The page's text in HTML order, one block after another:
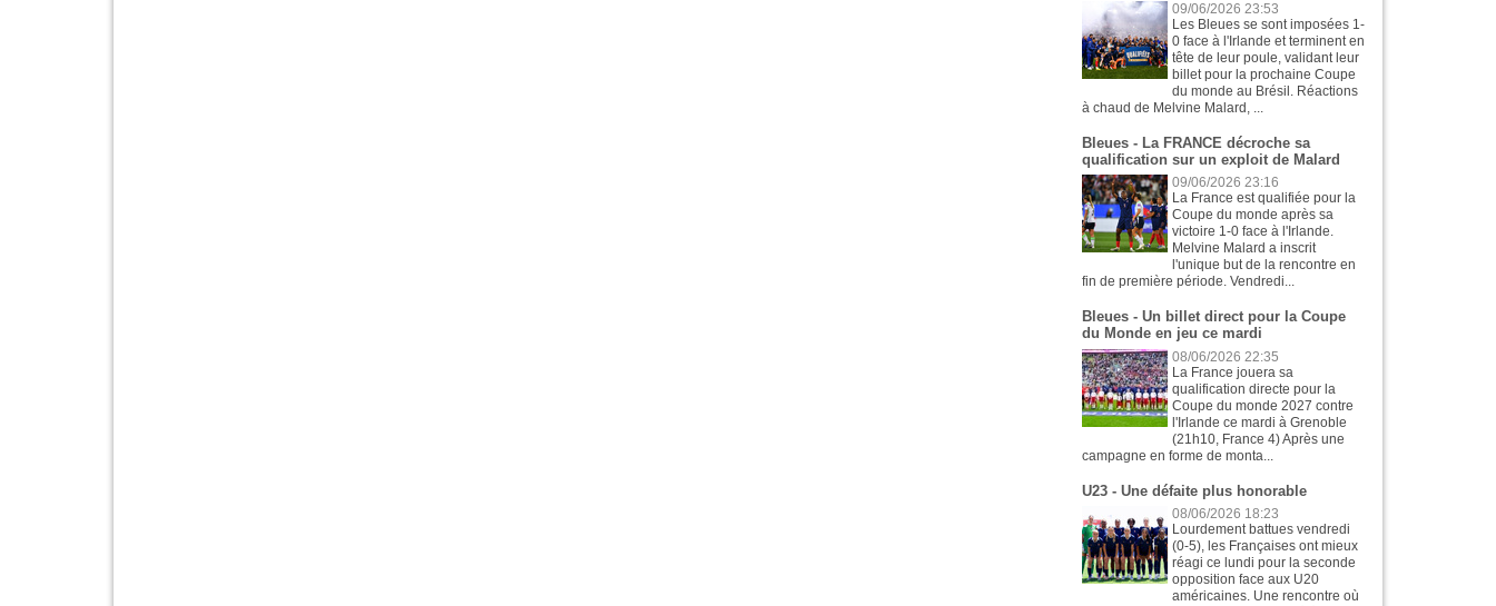
09/06/2026 23:53
Les Bleues se sont imposées 1-
0 face à l'Irlande et terminent en
tête de leur poule, validant leur
billet pour la prochaine Coupe
du monde au Brésil. Réactions
à chaud de Melvine Malard, ...
Bleues - La FRANCE décroche sa
qualification sur un exploit de Malard
09/06/2026 23:16
La France est qualifiée pour la
Coupe du monde après sa
victoire 1-0 face à l'Irlande.
Melvine Malard a inscrit
l'unique but de la rencontre en
fin de première période. Vendredi...
Bleues - Un billet direct pour la Coupe
du Monde en jeu ce mardi
08/06/2026 22:35
La France jouera sa
qualification directe pour la
Coupe du monde 2027 contre
l'Irlande ce mardi à Grenoble
(21h10, France 4) Après une
campagne en forme de monta...
U23 - Une défaite plus honorable
08/06/2026 18:23
Lourdement battues vendredi
(0-5), les Françaises ont mieux
réagi ce lundi pour la seconde
opposition face aux U20
américaines. Une rencontre où